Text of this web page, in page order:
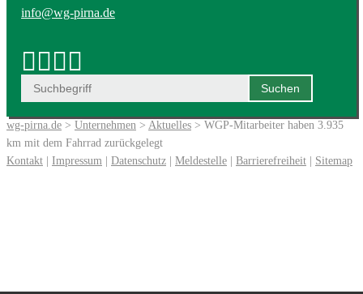
info@wg-pirna.de
wg-pirna.de > Unternehmen > Aktuelles > WGP-Mitarbeiter haben 3.935
km mit dem Fahrrad zurückgelegt
Kontakt | Impressum | Datenschutz | Meldestelle | Barrierefreiheit | Sitemap